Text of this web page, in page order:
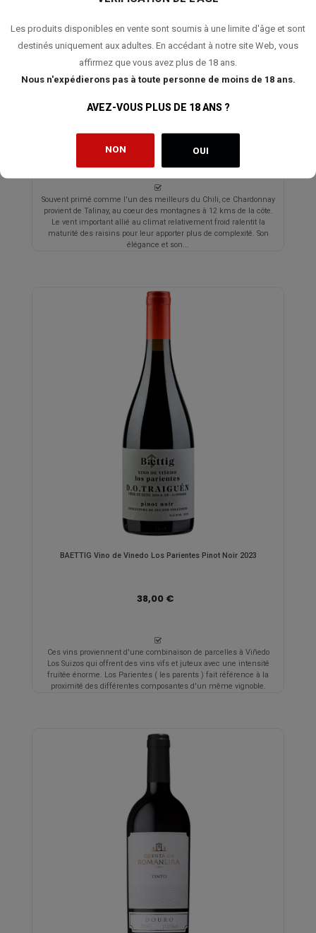
Les produits disponibles en vente sont soumis à une limite d'âge et sont
destinés uniquement aux adultes. En accédant à notre site Web, vous
affirmez que vous avez plus de 18 ans.
Nous n'expédierons pas à toute personne de moins de 18 ans.
AVEZ-VOUS PLUS DE 18 ANS ?
NON OUI
TABALI Talinay Chardonnay 2022
Souvent primé comme l'un des meilleurs du Chili, ce Chardonnay
provient de Talinay, au coeur des montagnes à 12 kms de la côte.
Le vent important allié au climat relativement froid ralentit la
maturité des raisins pour leur apporter plus de complexité. Son
élégance et son...
BAETTIG Vino de Vinedo Los Parientes Pinot Noir 2023
38,00 €
Ces vins proviennent d'une combinaison de parcelles à Viñedo
Los Suizos qui offrent des vins vifs et juteux avec une intensité
fruitée énorme. Los Parientes ( les parents ) fait référence à la
proximité des différentes composantes d'un même vignoble.